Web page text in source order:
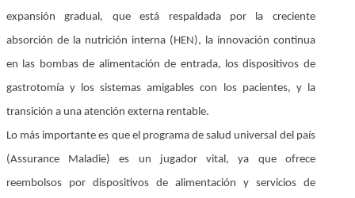
expansión gradual, que está respaldada por la creciente
absorción de la nutrición interna (HEN), la innovación continua
en las bombas de alimentación de entrada, los dispositivos de
gastrotomía y los sistemas amigables con los pacientes, y la
transición a una atención externa rentable.
Lo más importante es que el programa de salud universal del país
(Assurance Maladie) es un jugador vital, ya que ofrece
reembolsos por dispositivos de alimentación y servicios de